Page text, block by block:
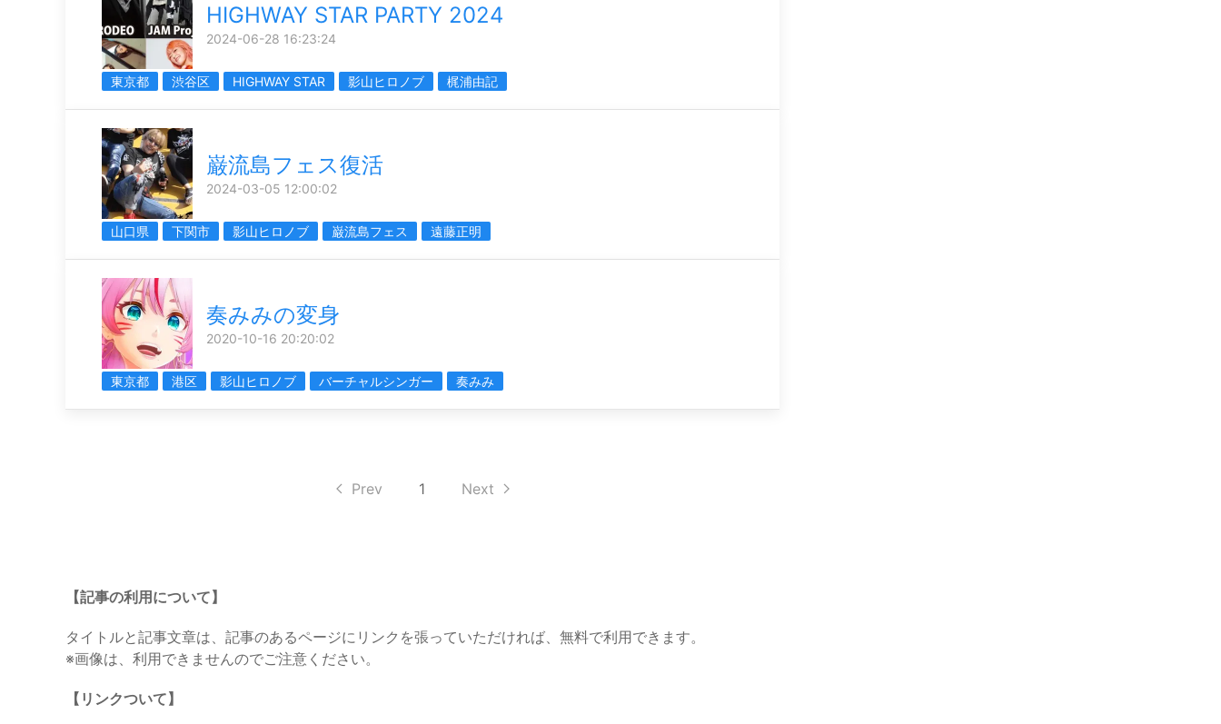
HIGHWAY STAR PARTY 2024
2024-06-28 16:23:24
東京都 渋谷区 HIGHWAY STAR 影山ヒロノブ 梶浦由記
巌流島フェス復活
2024-03-05 12:00:02
山口県 下関市 影山ヒロノブ 巌流島フェス 遠藤正明
奏みみの変身
2020-10-16 20:20:02
東京都 港区 影山ヒロノブ バーチャルシンガー 奏みみ
Prev 1 Next
【記事の利用について】
タイトルと記事文章は、記事のあるページにリンクを張っていただければ、無料で利用できます。
※画像は、利用できませんのでご注意ください。
【リンクついて】